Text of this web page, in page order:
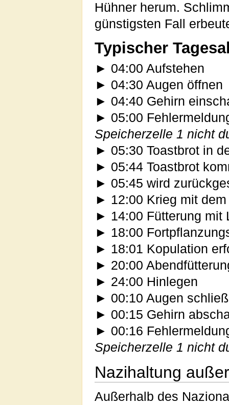
Hühner herum.
günstigsten Fall
Typischer
► 04:00 Aufstehen
► 04:30 Augen öffnen
► 04:40 Gehirn
► 05:00
Speicherzelle 1 nicht
► 05:30 Toastbrot in
► 05:44 Toastbrot
► 05:45 wird
► 12:00 Krieg mit dem
► 14:00 Fütterung mit
► 18:00
► 18:01 Kopulation
► 20:00
► 24:00 Hinlegen
► 00:10 Augen
► 00:15 Gehirn
► 00:16
Speicherzelle 1 nicht
Nazihaltung
Außerhalb des